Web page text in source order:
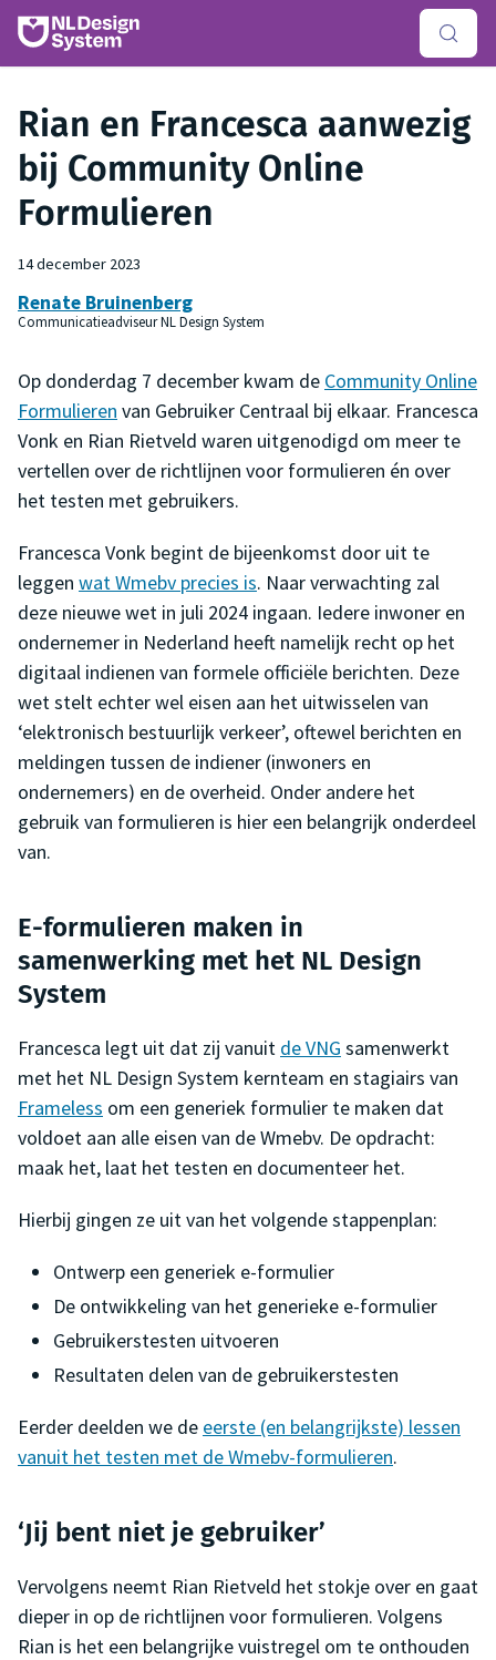
Rian en Francesca aanwezig
bij Community Online
Formulieren
14 december 2023
Renate Bruinenberg
Communicatieadviseur NL Design System
Op donderdag 7 december kwam de Community Online
Formulieren van Gebruiker Centraal bij elkaar. Francesca
Vonk en Rian Rietveld waren uitgenodigd om meer te
vertellen over de richtlijnen voor formulieren én over
het testen met gebruikers.
Francesca Vonk begint de bijeenkomst door uit te
leggen wat Wmebv precies is. Naar verwachting zal
deze nieuwe wet in juli 2024 ingaan. Iedere inwoner en
ondernemer in Nederland heeft namelijk recht op het
digitaal indienen van formele officiële berichten. Deze
wet stelt echter wel eisen aan het uitwisselen van
‘elektronisch bestuurlijk verkeer’, oftewel berichten en
meldingen tussen de indiener (inwoners en
ondernemers) en de overheid. Onder andere het
gebruik van formulieren is hier een belangrijk onderdeel
van.
E-formulieren maken in
samenwerking met het NL Design
System
Francesca legt uit dat zij vanuit de VNG samenwerkt
met het NL Design System kernteam en stagiairs van
Frameless om een generiek formulier te maken dat
voldoet aan alle eisen van de Wmebv. De opdracht:
maak het, laat het testen en documenteer het.
Hierbij gingen ze uit van het volgende stappenplan:
Ontwerp een generiek e-formulier
De ontwikkeling van het generieke e-formulier
Gebruikerstesten uitvoeren
Resultaten delen van de gebruikerstesten
Eerder deelden we de eerste (en belangrijkste) lessen
vanuit het testen met de Wmebv-formulieren.
‘Jij bent niet je gebruiker’
Vervolgens neemt Rian Rietveld het stokje over en gaat
dieper in op de richtlijnen voor formulieren. Volgens
Rian is het een belangrijke vuistregel om te onthouden